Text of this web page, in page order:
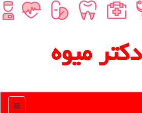
دكتر میوه
منو